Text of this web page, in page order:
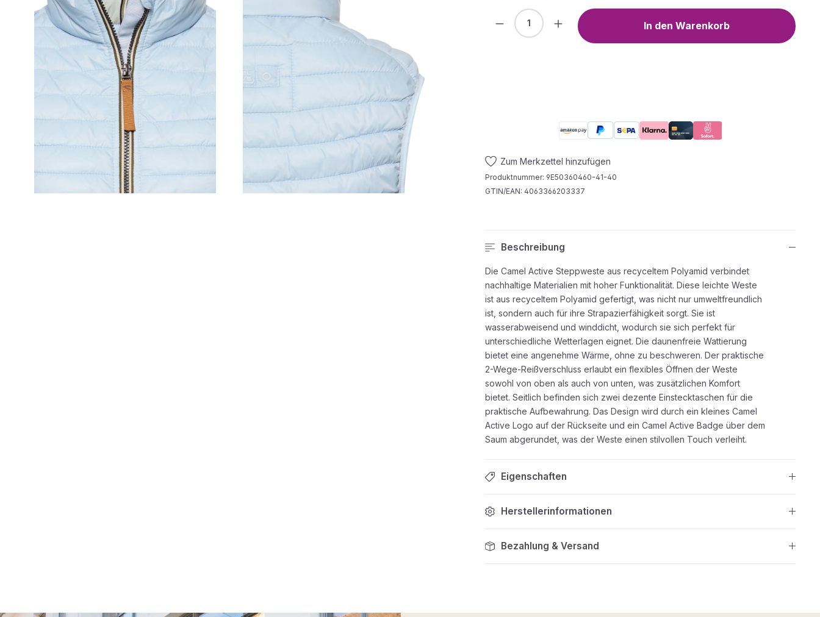
Produkt Anzahl: Gib den gewünschten Wert
In den Warenkorb
Zum Merkzettel hinzufügen
Produktnummer: 9E50360460-41-40
GTIN/EAN: 4063366203337
Beschreibung
Die Camel Active Steppweste aus recyceltem Polyamid verbindet
nachhaltige Materialien mit hoher Funktionalität. Diese leichte Weste
ist aus recyceltem Polyamid gefertigt, was nicht nur umweltfreundlich
ist, sondern auch für ihre Strapazierfähigkeit sorgt. Sie ist
wasserabweisend und winddicht, wodurch sie sich perfekt für
unterschiedliche Wetterlagen eignet. Die daunenfreie Wattierung
bietet eine angenehme Wärme, ohne zu beschweren. Der praktische
2-Wege-Reißverschluss erlaubt ein flexibles Öffnen der Weste
sowohl von oben als auch von unten, was zusätzlichen Komfort
bietet. Seitlich befinden sich zwei dezente Einstecktaschen für die
praktische Aufbewahrung. Das Design wird durch ein kleines Camel
Active Logo auf der Rückseite und ein Camel Active Badge über dem
Saum abgerundet, was der Weste einen stilvollen Touch verleiht.
Eigenschaften
Herstellerinformationen
Bezahlung & Versand